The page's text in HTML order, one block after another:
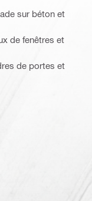
sur béton et
de fenêtres et
de portes et